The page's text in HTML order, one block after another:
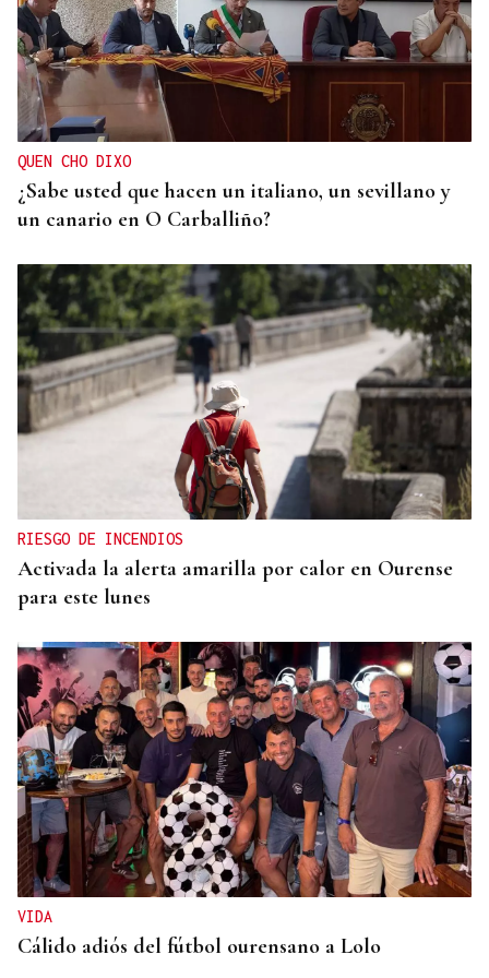
PLANES EN OURENSE
Agenda | ¿Qué hacer en Ourense hoy, domingo 9
de agosto?
QUEN CHO DIXO
¿Sabe usted que hacen un italiano, un sevillano y
un canario en O Carballiño?
RIESGO DE INCENDIOS
Activada la alerta amarilla por calor en Ourense
para este lunes
VIDA
Cálido adiós del fútbol ourensano a Lolo